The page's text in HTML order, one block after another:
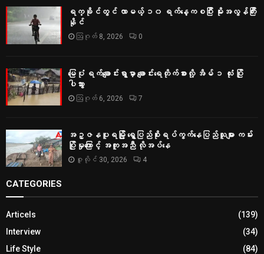
ရက္ခိုင်တွင် လာမယ့် ၁၀ ရက်နေ့ကစပြီး မိုးအလွန်ကြီး
နိုင်
ဩဂုတ် 8, 2026 0
မြေပုံ ရက်ချောင်းရွာမှာ ချောင်းရေတိုက်စားလို့ အိမ် ၁ လုံး ပြို
ပါသွား
ဩဂုတ် 6, 2026 7
အဥ္ဇနပူရမြို့ ရွှေပြည်စိုးရပ်ကွက်နေပြည်သူများ ကမ်း
ပြိုမှုကြောင့် အကူအညီ လိုအပ်နေ
ဇူလိုင် 30, 2026 4
CATEGORIES
Articels
(139)
Interview
(34)
Life Style
(84)